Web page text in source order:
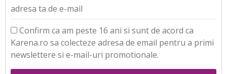
adresa ta de e-mail
Confirm ca am peste 16 ani si sunt de acord ca
Karena.ro sa colecteze adresa de email pentru a primi
newslettere si e-mail-uri promotionale.